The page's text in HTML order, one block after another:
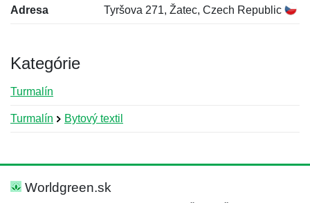
Adresa Tyršova 271, Žatec, Czech Republic
Kategórie
Turmalín
Turmalín Bytový textil
Hodnotenie:
Meno:
Worldgreen.sk